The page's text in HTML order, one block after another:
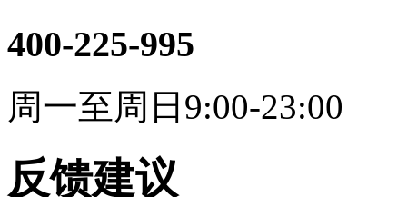
400-225-995
周一至周日9:00-23:00
反馈建议